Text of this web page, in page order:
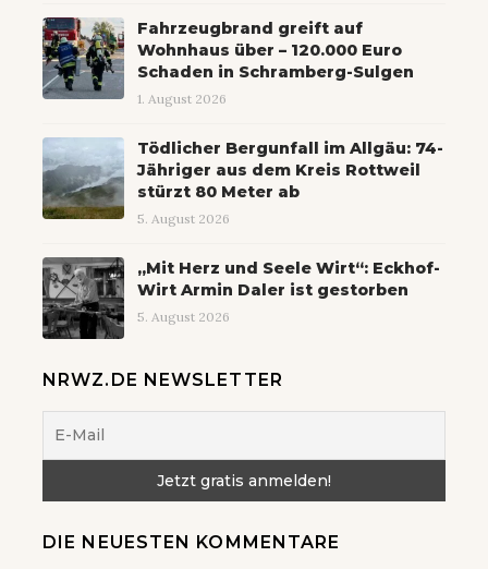
Fahrzeugbrand greift auf
Wohnhaus über – 120.000 Euro
Schaden in Schramberg-Sulgen
1. August 2026
Tödlicher Bergunfall im Allgäu: 74-
Jähriger aus dem Kreis Rottweil
stürzt 80 Meter ab
5. August 2026
„Mit Herz und Seele Wirt“: Eckhof-
Wirt Armin Daler ist gestorben
5. August 2026
NRWZ.DE NEWSLETTER
DIE NEUESTEN KOMMENTARE